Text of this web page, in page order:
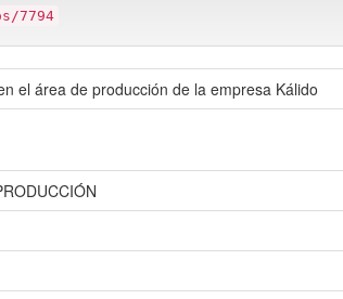
7794
el área de producción de la empresa Kálido